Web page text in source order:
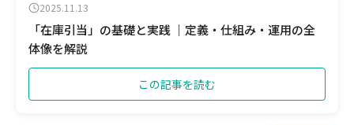
2025.11.13
「在庫引当」の基礎と実践 ｜定義・仕組み・運用の全
体像を解説
この記事を読む